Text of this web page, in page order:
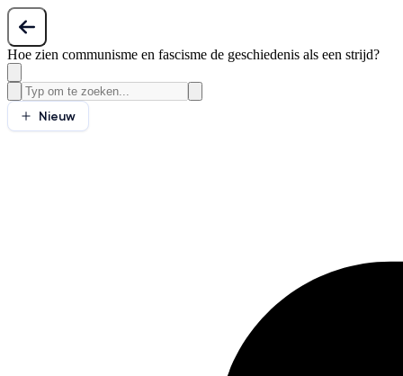
Hoe zien communisme en fascisme de geschiedenis als een strijd?
Nieuw